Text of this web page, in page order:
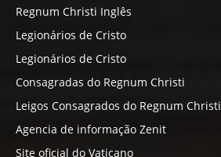
Regnum Christi Inglês
Legionários de Cristo
Legionários de Cristo
Consagradas do Regnum Christi
Leigos Consagrados do Regnum Christi
Agencia de informação Zenit
Site oficial do Vaticano